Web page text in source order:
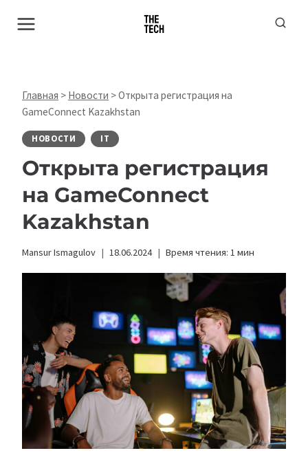
Главная > Новости >Открыта регистрация на
GameConnect Kazakhstan
НОВОСТИ IT
Открыта регистрация
на GameConnect
Kazakhstan
Mansur Ismagulov 18.06.2024 Время чтения: 1 мин